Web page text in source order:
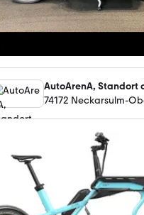
74172 Neckarsulm-